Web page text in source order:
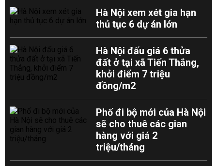
Hà Nội xem xét gia hạn
thủ tục 6 dự án lớn
Hà Nội đấu giá 6 thửa
đất ở tại xã Tiến Thắng,
khởi điểm 7 triệu
đồng/m2
Phố đi bộ mới của Hà Nội
sẽ cho thuê các gian
hàng với giá 2
triệu/tháng